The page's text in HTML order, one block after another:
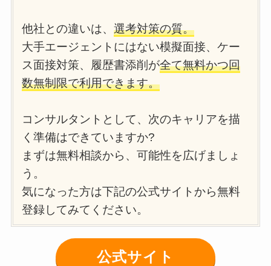
他社との違いは、選考対策の質。
大手エージェントにはない模擬面接、ケー
ス面接対策、履歴書添削が全て無料かつ回
数無制限で利用できます。
コンサルタントとして、次のキャリアを描
く準備はできていますか?
まずは無料相談から、可能性を広げましょ
う。
気になった方は下記の公式サイトから無料
登録してみてください。
公式サイト